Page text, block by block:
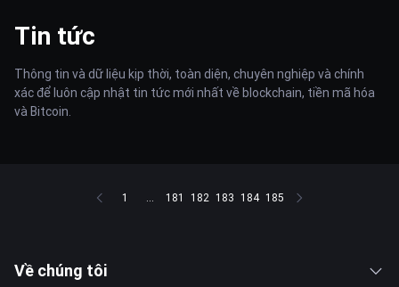
Tin tức
Thông tin và dữ liệu kịp thời, toàn diện, chuyên nghiệp và chính
xác để luôn cập nhật tin tức mới nhất về blockchain, tiền mã hóa
và Bitcoin.
1 ... 181 182 183 184 185
Về chúng tôi